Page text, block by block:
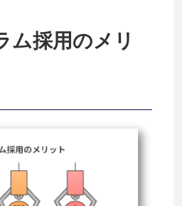
ム採用のメリ